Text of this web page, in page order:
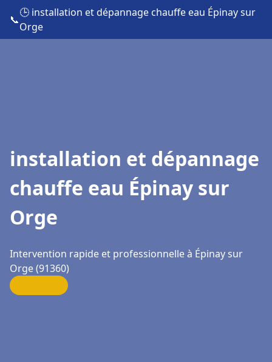
📞
🕒 installation et dépannage chauffe eau Épinay sur
Orge
installation et dépannage
chauffe eau Épinay sur
Orge
Intervention rapide et professionnelle à Épinay sur
Orge (91360)